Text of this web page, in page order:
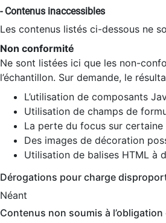
- Contenus inaccessibles
Les contenus listés ci-dessous ne
Non conformité
Ne sont listées ici que les non-
l’échantillon. Sur demande, le
L’utilisation de composants
Utilisation de champs de
La perte du focus sur
Des images de décoration
Utilisation de balises HTML à
Dérogations pour charge
Néant
Contenus non soumis à l’obligation